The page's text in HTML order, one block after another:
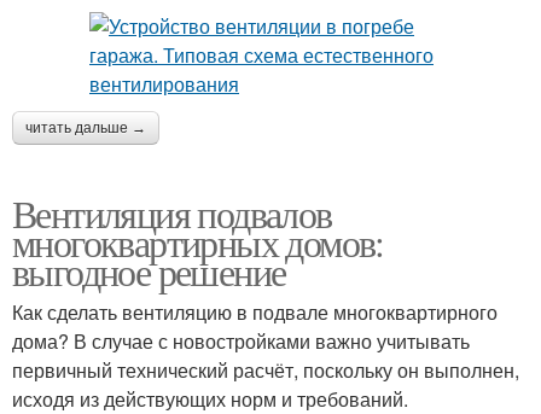
читать дальше →
Вентиляция подвалов
многоквартирных домов:
выгодное решение
Как сделать вентиляцию в подвале многоквартирного
дома? В случае с новостройками важно учитывать
первичный технический расчёт, поскольку он выполнен,
исходя из действующих норм и требований.